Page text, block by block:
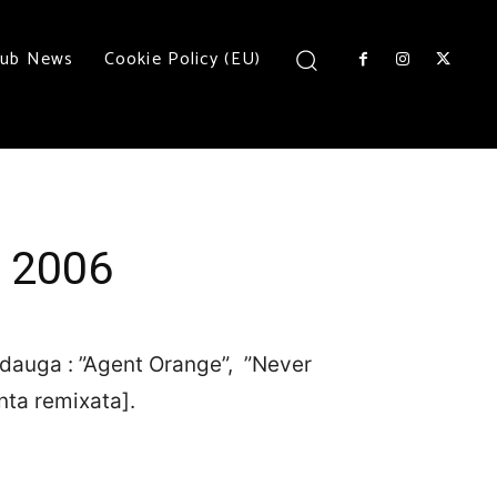
News Cookie Policy (EU)
2006
: ”Agent Orange”, ”Never
remixata].